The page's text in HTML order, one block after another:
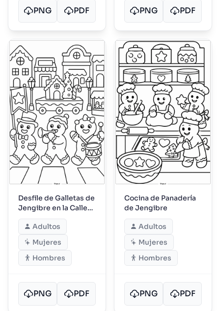
PNG PDF PNG PDF
Desfile de Galletas de
Jengibre en la Calle
Principal
Adultos
Mujeres
Hombres
PNG PDF
Cocina de Panadería
de Jengibre
Adultos
Mujeres
Hombres
PNG PDF